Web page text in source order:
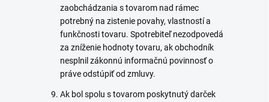
zaobchádzania s tovarom nad rámec
potrebný na zistenie povahy, vlastností a
funkčnosti tovaru. Spotrebiteľ nezodpovedá
za zníženie hodnoty tovaru, ak obchodník
nesplnil zákonnú informačnú povinnosť o
práve odstúpiť od zmluvy.
Ak bol spolu s tovarom poskytnutý darček